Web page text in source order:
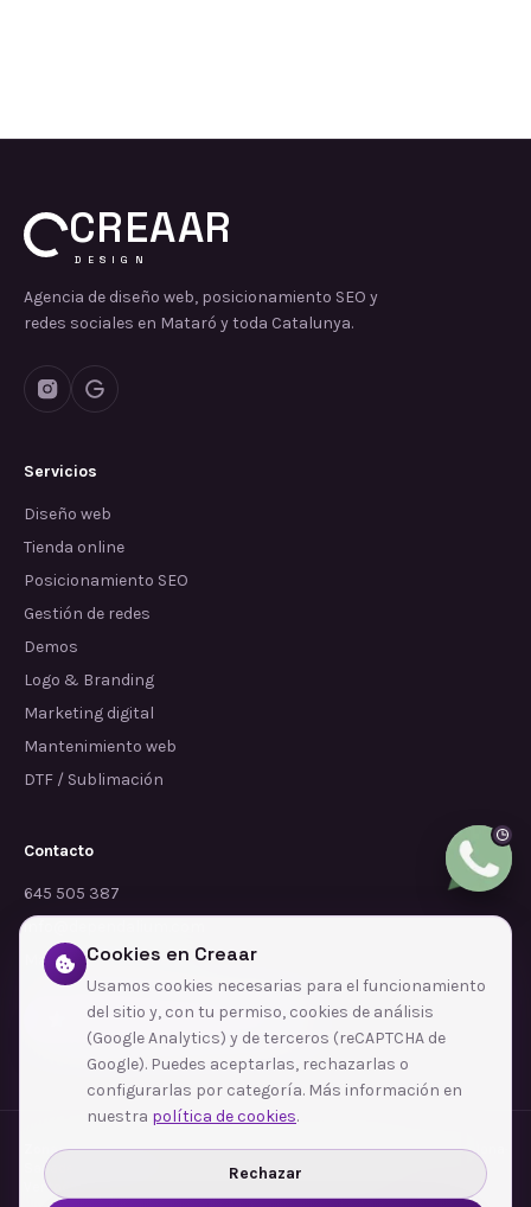
CREAAR
DESIGN
Agencia de diseño web, posicionamiento SEO y
redes sociales en Mataró y toda Catalunya.
Servicios
Diseño web
Tienda online
Posicionamiento SEO
Gestión de redes
Demos
Logo & Branding
Marketing digital
Mantenimiento web
DTF / Sublimación
Contacto
645 505 387
info@dependalium.com
Mataró (Barcelona)
Déjanos tu reseña en Google
Zonas de cobertura·Barcelona·L'Hospitalet de Llobregat·Terrassa·Badalona
Sabadell
Santa Coloma de Gramenet
Ver todas las zonas →
Cookies en Creaar
Usamos cookies necesarias para el funcionamiento
del sitio y, con tu permiso, cookies de análisis
(Google Analytics) y de terceros (reCAPTCHA de
Google). Puedes aceptarlas, rechazarlas o
configurarlas por categoría. Más información en
nuestra política de cookies.
Rechazar